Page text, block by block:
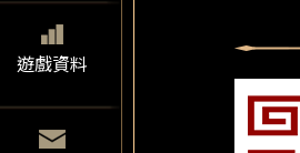
遊戲資料